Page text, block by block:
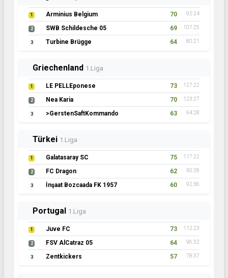
1 Arminius Belgium 70 92:24
2 SWB Schildesche 05 69 107:25
3 Turbine Brügge 64 80:21
Griechenland 1.Liga
1 LE PELLEponese 73 127:22
2 Nea Karia 70 123:27
3 >GerstenSaftKommando 63 94:28
Türkei 1.Liga
1 Galatasaray SC 75 117:22
2 FC Dragon 62 90:28
3 İnşaat Bozcaada FK 1957 60 92:36
Portugal 1.Liga
1 Juve FC 73 112:23
2 FSV AlCatraz 05 64 96:32
3 Zentkickers 57 78:37